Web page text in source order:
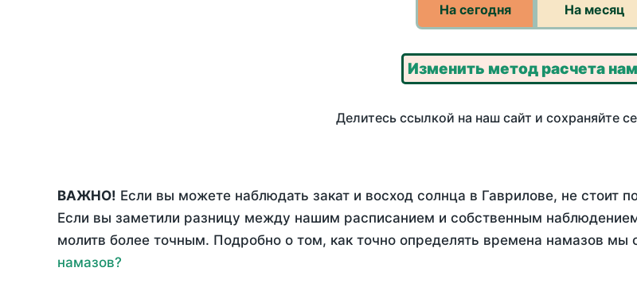
На сегодня На месяц
Изменить метод расчета
Делитесь ссылкой на наш сайт и сохраняйте
ВАЖНО! Если вы можете наблюдать закат и восход солнца в Гаврилове, не стоит
Если вы заметили разницу между нашим расписанием и собственным
молитв более точным. Подробно о том, как точно определять времена намазов мы
намазов?